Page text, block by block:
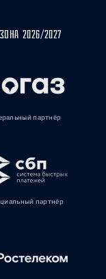
2026/2027
партнёр
партнёр